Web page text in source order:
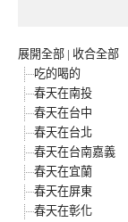
展開全部 | 收合全部
吃的喝的
春天在南投
春天在台中
春天在台北
春天在台南嘉義
春天在宜蘭
春天在屏東
春天在彰化